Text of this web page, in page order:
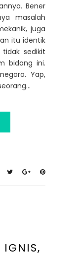
Bener
masalah
juga
itu identik
sedikit
bidang ini.
Yap,